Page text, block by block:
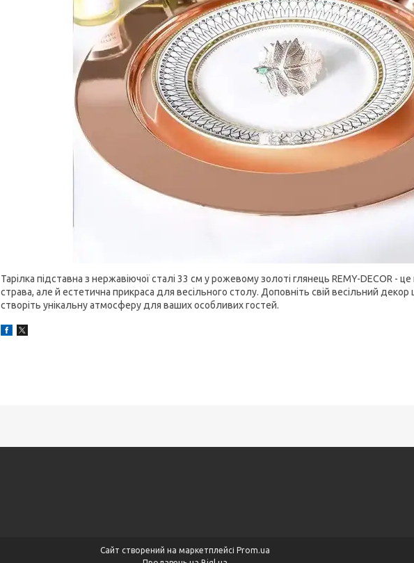
Тарілка підставна з нержавіючої сталі 33 см у рожевому золоті глянець REMY-DECOR -
страва, але й естетична прикраса для весільного столу. Доповніть свій весільний
створіть унікальну атмосферу для ваших особливих гостей.
Сайт створений на маркетплейсі Prom.ua